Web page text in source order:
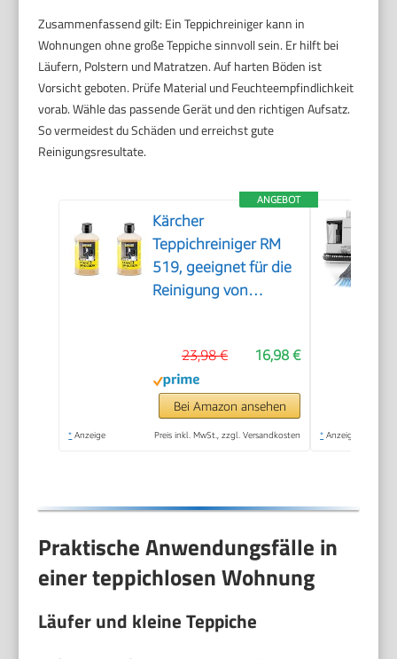
Zusammenfassend gilt: Ein Teppichreiniger kann in
Wohnungen ohne große Teppiche sinnvoll sein. Er hilft bei
Läufern, Polstern und Matratzen. Auf harten Böden ist
Vorsicht geboten. Prüfe Material und Feuchteempfindlichkeit
vorab. Wähle das passende Gerät und den richtigen Aufsatz.
So vermeidest du Schäden und erreichst gute
Reinigungsresultate.
ANGEBOT
Kärcher
Teppichreiniger RM
519, geeignet für die
Reinigung von
etc., 1l Konzentrat
ergeben verdünnt 40l
Reinigungsmittel
(Packung mit 2)
16,98 €
23,98 €
Bei Amazon ansehen
* Anzeige Preis inkl. MwSt., zzgl. Versandkosten * Anzeige
Praktische Anwendungsfälle in
einer teppichlosen Wohnung
Läufer und kleine Teppiche